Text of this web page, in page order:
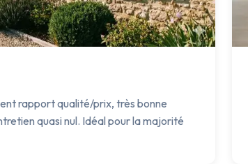
rapport qualité/prix, très bonne
quasi nul. Idéal pour la majorité